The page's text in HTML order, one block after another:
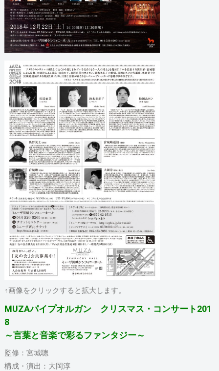
↑画像をクリックすると拡大します。
MUZAパイプオルガン クリスマス・コンサート201
8
～言葉と音楽で彩るファンタジー～
監修：宮城聰
構成・演出：大岡淳